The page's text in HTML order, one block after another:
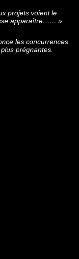
projets voient le
apparaître…… »
les concurrences
prégnantes.